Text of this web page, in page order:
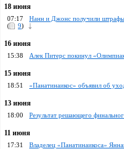
18 июня
07:17
Нанн и Джонс получили штрафы
(
9)
16 июня
15:38 Алек Питерс покинул
15 июня
18:51 «Панатинаикос» объявил об
13 июня
18:00 Pезультат решающего
11 июня
17:31 Владелец «Панатинаикоса»